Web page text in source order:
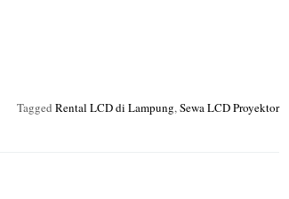
Tagged Rental LCD di Lampung,Sewa LCD Proyektor